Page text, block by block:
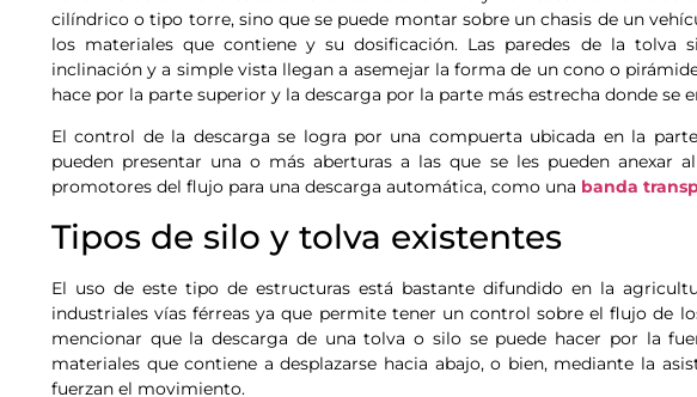
cilíndrico o tipo torre, sino que se puede montar sobre un chasis de un
los materiales que contiene y su dosificación. Las paredes de la tolva
inclinación y a simple vista llegan a asemejar la forma de un cono o
hace por la parte superior y la descarga por la parte más estrecha donde se
El control de la descarga se logra por una compuerta ubicada en la
pueden presentar una o más aberturas a las que se les pueden anexar
promotores del flujo para una descarga automática, como una banda
Tipos de silo y tolva existentes
El uso de este tipo de estructuras está bastante difundido en la
industriales vías férreas ya que permite tener un control sobre el flujo de
mencionar que la descarga de una tolva o silo se puede hacer por la
materiales que contiene a desplazarse hacia abajo, o bien, mediante la
fuerzan el movimiento.